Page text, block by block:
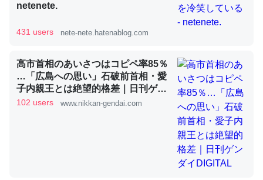
論文では「淡水はカルシウムも酸素も不足してて両方に不
利だから両方が拮抗してるのでは」とあって面白い。海に
いる鋏角類（カブトガニ・ウミグモ）はカルシウムを使わ
ずキチンを強化してる筈だが、酵素が違うのか？
─ニュース :: 【研究発表】昆虫学の大問題＝「昆虫はなぜ海にいな
netenete.
431 users nete-nete.hatenablog.com
高市首相のあいさつはコピペ率85％
…「広島への思い」石破前首相・愛
子内親王とは絶望的格差｜日刊ゲン
ダイDIGITAL
102 users www.nikkan-gendai.com